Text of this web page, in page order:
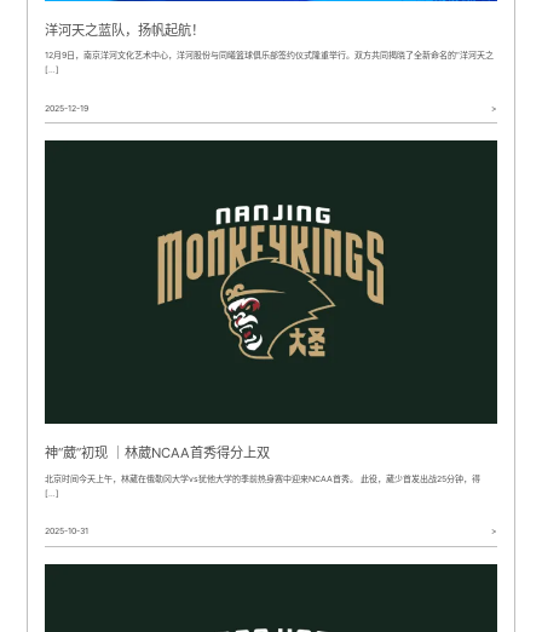
洋河天之蓝队，扬帆起航！
12月9日，南京洋河文化艺术中心，洋河股份与同曦篮球俱乐部签约仪式隆重举行。双方共同揭晓了全新命名的“洋河天之
[…]
2025-12-19 >
神“葳”初现 ｜林葳NCAA首秀得分上双
北京时间今天上午，林葳在俄勒冈大学vs犹他大学的季前热身赛中迎来NCAA首秀。 此役，葳少首发出战25分钟，得
[…]
2025-10-31 >